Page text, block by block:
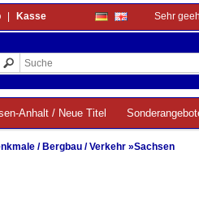
Kasse Sehr
Anhalt / Neue Titel
/ Bergbau / Verkehr »Sachsen